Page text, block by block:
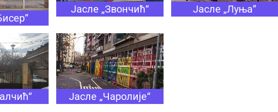
Јасле „Звончић“ Јасле „Луња”
Јасле „Чаролије“